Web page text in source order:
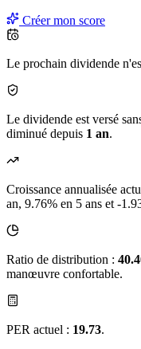
Créer mon score
Le prochain dividende
Le dividende est versé
diminué depuis 1 an.
Croissance annualisée
an, 9.76% en 5 ans et -
Ratio de distribution :
manœuvre confortable.
PER actuel : 19.73.